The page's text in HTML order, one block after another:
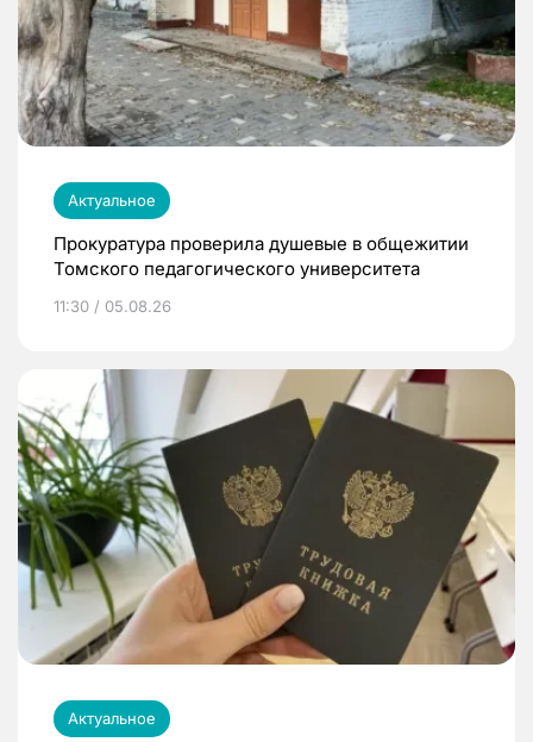
Актуальное
Прокуратура проверила душевые в общежитии
Томского педагогического университета
11:30 / 05.08.26
Актуальное